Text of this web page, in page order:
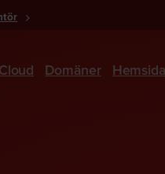
Cloud Domäner Hemsida